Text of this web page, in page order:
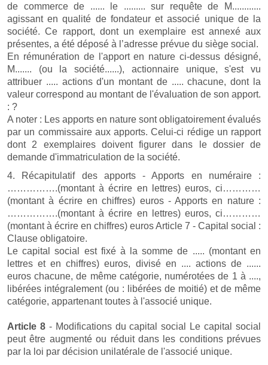
de commerce de ...... le ......... sur requête de M............
agissant en qualité de fondateur et associé unique de la
société. Ce rapport, dont un exemplaire est annexé aux
présentes, a été déposé à l’adresse prévue du siège social.
En rémunération de l'apport en nature ci-dessus désigné,
M....... (ou la société......), actionnaire unique, s'est vu
attribuer ..... actions d'un montant de ..... chacune, dont la
valeur correspond au montant de l'évaluation de son apport.
: ?
A noter : Les apports en nature sont obligatoirement évalués
par un commissaire aux apports. Celui-ci rédige un rapport
dont 2 exemplaires doivent figurer dans le dossier de
demande d'immatriculation de la société.
4. Récapitulatif des apports - Apports en numéraire :
…………….(montant à écrire en lettres) euros, ci…………
(montant à écrire en chiffres) euros - Apports en nature :
…………….(montant à écrire en lettres) euros, ci…………
(montant à écrire en chiffres) euros Article 7 - Capital social :
Clause obligatoire.
Le capital social est fixé à la somme de ..... (montant en
lettres et en chiffres) euros, divisé en .... actions de ......
euros chacune, de même catégorie, numérotées de 1 à ....,
libérées intégralement (ou : libérées de moitié) et de même
catégorie, appartenant toutes à l'associé unique.
Article 8- Modifications du capital social Le capital social
peut être augmenté ou réduit dans les conditions prévues
par la loi par décision unilatérale de l'associé unique.